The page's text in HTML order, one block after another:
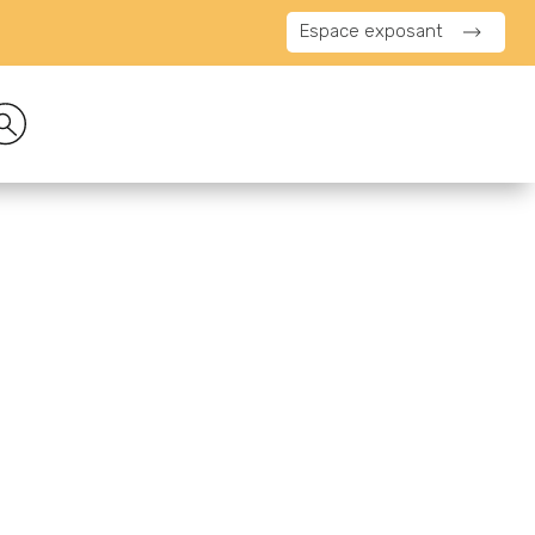
Espace exposant